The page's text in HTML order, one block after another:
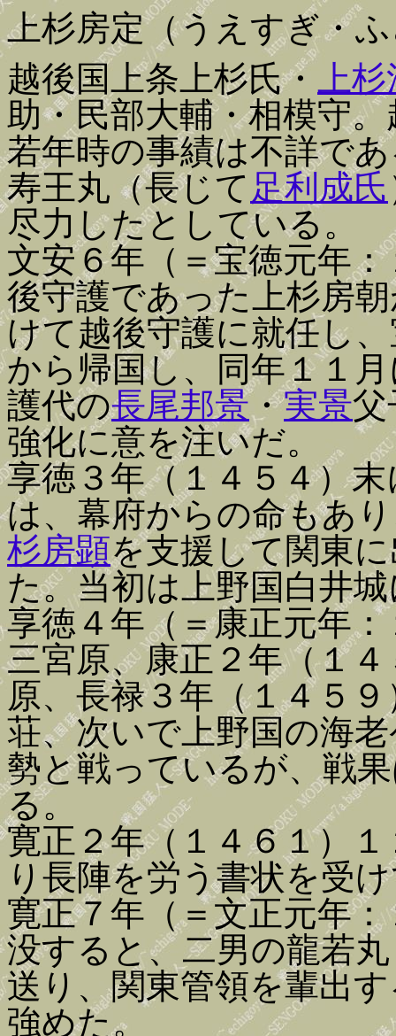
上杉房定（うえすぎ・
越後国上条上杉氏・
上
助・民部大輔・相模守
若年時の事績は不詳で
寿王丸（長じて 足利成氏
尽力したとしている。
文安６年（＝宝徳元年
後守護であった上杉房
けて越後守護に就任し
から帰国し、同年１１
護代の長尾邦景・実景父
強化に意を注いだ。
享徳３年（１４５４）
は、幕府からの命もあ
杉房顕を支援して関東
た。当初は上野国白井
享徳４年（＝康正元年
三宮原、康正２年（１
原、長禄３年（１４５
荘、次いで上野国の海
勢と戦っているが、戦
る。
寛正２年（１４６１）
り長陣を労う書状を受
寛正７年（＝文正元年
没すると、二男の龍若
送り、関東管領を輩出
強めた。